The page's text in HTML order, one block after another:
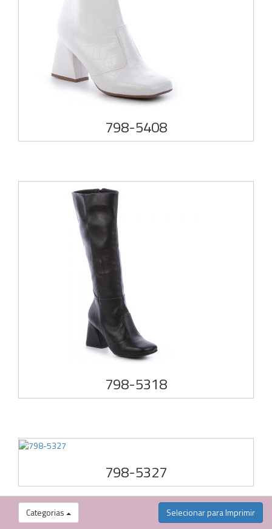
Categorias Selecionar para Imprimir
798-5408
798-5318
798-5327